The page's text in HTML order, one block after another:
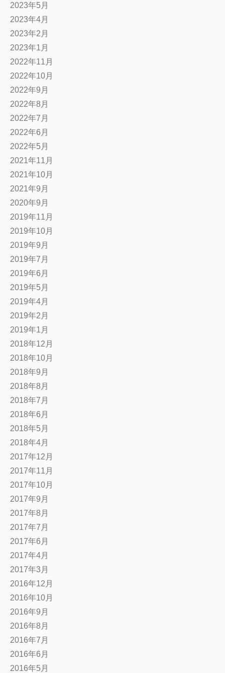
2023年5月
2023年4月
2023年2月
2023年1月
2022年11月
2022年10月
2022年9月
2022年8月
2022年7月
2022年6月
2022年5月
2021年11月
2021年10月
2021年9月
2020年9月
2019年11月
2019年10月
2019年9月
2019年7月
2019年6月
2019年5月
2019年4月
2019年2月
2019年1月
2018年12月
2018年10月
2018年9月
2018年8月
2018年7月
2018年6月
2018年5月
2018年4月
2017年12月
2017年11月
2017年10月
2017年9月
2017年8月
2017年7月
2017年6月
2017年4月
2017年3月
2016年12月
2016年10月
2016年9月
2016年8月
2016年7月
2016年6月
2016年5月